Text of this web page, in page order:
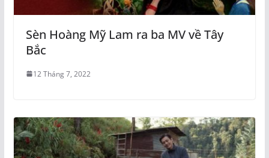
Sèn Hoàng Mỹ Lam ra ba MV về Tây
Bắc
12 Tháng 7, 2022